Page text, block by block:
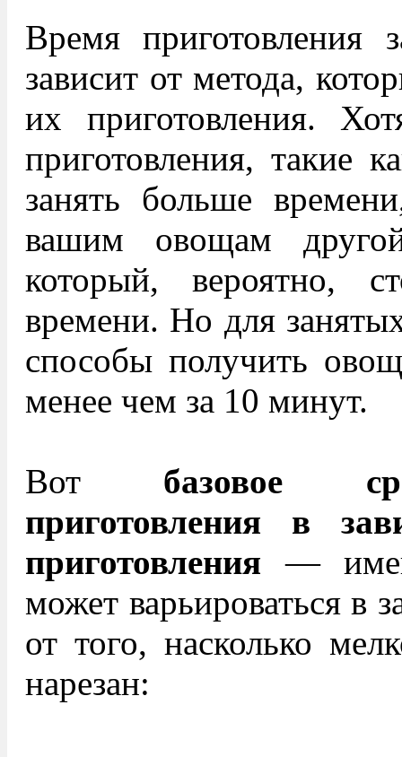
Время приготовления
зависит от метода,
их приготовления.
приготовления, такие
занять больше
вашим овощам
который, вероятно,
времени. Но для
способы получить
менее чем за 10 минут.
Вот базовое
приготовления в
приготовления —
может варьироваться в
от того, насколько
нарезан: